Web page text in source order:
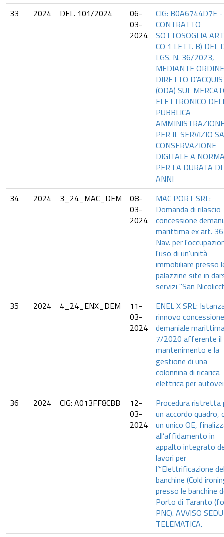
33
2024 DEL. 101/2024
06-
03-
2024
CIG: B0A6744D7E -
CONTRATTO
SOTTOSOGLIA
CO 1 LETT. B) DEL
LGS. N. 36/2023,
MEDIANTE ORDINE
DIRETTO
(ODA) SUL
ELETTRONICO
PUBBLICA
PER IL SERVIZIO
CONSERVAZIONE
DIGITALE A
PER LA DURATA DI
ANNI
34
2024 3_24_MAC_DEM
08-
03-
2024
MAC PORT SRL:
Domanda di rilascio
concessione
marittima ex art. 36
Nav. per
l'uso di un'unità
immobiliare presso
palazzine site in
servizi "San
35
2024 4_24_ENX_DEM
11-
03-
2024
ENEL X SRL:
rinnovo concessione
demaniale
7/2020 afferente il
mantenimento e la
gestione di una
colonnina di ricarica
elettrica per
36
2024 CIG: A013FF8CBB
12-
03-
2024
Procedura ristretta
un accordo quadro,
un unico OE,
all’affidamento in
appalto integrato
lavori per
l’“Elettrificazione
banchine (Cold
presso le banchine
Porto di Taranto
PNC). AVVISO
TELEMATICA.